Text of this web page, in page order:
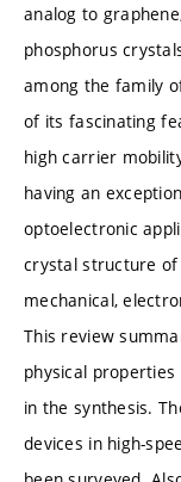
analog to
phosphorus
among the family
of its fascinating
high carrier
having an
optoelectronic
crystal structure of
mechanical,
This review
physical
in the synthesis.
devices in high-